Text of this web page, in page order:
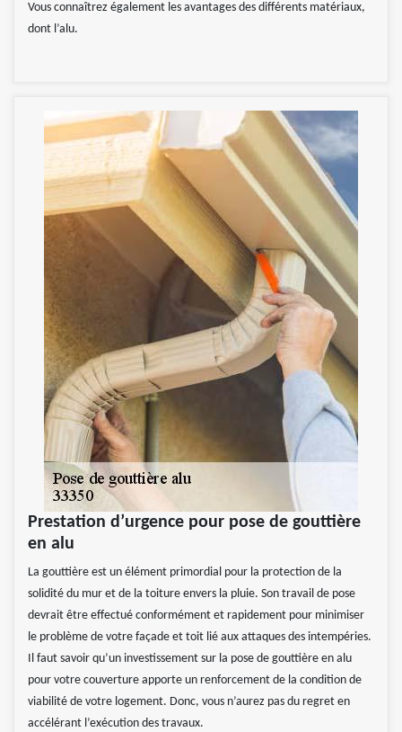
Vous connaîtrez également les avantages des différents matériaux,
dont l’alu.
Prestation d’urgence pour pose de gouttière
en alu
La gouttière est un élément primordial pour la protection de la
solidité du mur et de la toiture envers la pluie. Son travail de pose
devrait être effectué conformément et rapidement pour minimiser
le problème de votre façade et toit lié aux attaques des intempéries.
Il faut savoir qu’un investissement sur la pose de gouttière en alu
pour votre couverture apporte un renforcement de la condition de
viabilité de votre logement. Donc, vous n’aurez pas du regret en
accélérant l’exécution des travaux.